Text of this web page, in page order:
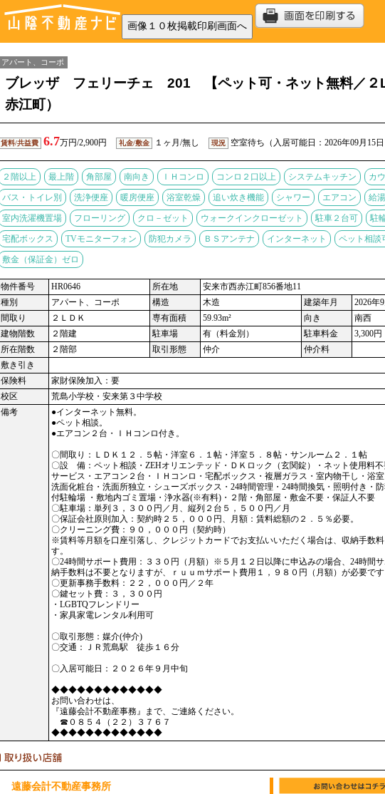
アパート、コーポ
ブレッザ フェリーチェ 201 【ペット可・ネット無料／２
赤江町）
賃料/共益費 6.7万円/2,900円 礼金/敷金 １ヶ月/無し 現況 空室待ち（入居可能日：2026年09月15
２階以上 最上階 角部屋 南向き ＩＨコンロ コンロ２口以上 システムキッチン カ
バス・トイレ別 洗浄便座 暖房便座 浴室乾燥 追い炊き機能 シャワー エアコン 給湯
室内洗濯機置場 フローリング クロ－ゼット ウォークインクローゼット 駐車２台可 駐
宅配ボックス TVモニターフォン 防犯カメラ ＢＳアンテナ インターネット ペット相談
敷金（保証金）ゼロ
物件番号 HR0646 所在地
安来市西赤江町856番地11
種別
アパート、コーポ 構造 木造 建築年月
2026年
間取り
２ＬＤＫ 専有面積 59.93m² 向き
南西
建物階数
２階建 駐車場 有（料金別） 駐車料金
3,300円
所在階数
２階部 取引形態 仲介
仲介料
敷き引き
保険料
家財保険加入：要
校区
荒島小学校・安来第３中学校
備考
●インターネット無料。
●ペット相談。
●エアコン２台・ＩＨコンロ付き。
〇間取り：ＬＤＫ１２．５帖・洋室６．１帖・洋室５．８帖・サンルーム２．１帖
〇設 備：ペット相談・ZEHオリエンテッド・ＤＫロック（玄関錠）・ネット使用料
サービス・エアコン２台・ＩＨコンロ・宅配ボックス・複層ガラス・室内物干し・浴
洗面化粧台・洗面所独立・シューズボックス・24時間管理・24時間換気・照明付き・
付駐輪場 ・敷地内ゴミ置場・浄水器(※有料)・２階・角部屋・敷金不要・保証人不要
〇駐車場：単列３，３００円／月、縦列２台５，５００円／月
〇保証会社原則加入：契約時２５，０００円、月額：賃料総額の２．５％必要。
〇クリーニング費：９０，０００円（契約時）
※賃料等月額を口座引落し、クレジットカードでお支払いいただく場合は、収納手数
す。
〇24時間サポート費用：３３０円（月額）※５月１２日以降に申込みの場合、24時間
納手数料は不要となりますが、ｒｕｕｍサポート費用１，９８０円（月額）が必要で
〇更新事務手数料：２２，０００円／２年
〇鍵セット費：３，３００円
・LGBTQフレンドリー
・家具家電レンタル利用可
〇取引形態：媒介(仲介)
〇交通：ＪＲ荒島駅 徒歩１６分
〇入居可能日：２０２６年９月中旬
◆◆◆◆◆◆◆◆◆◆◆◆◆
お問い合わせは、
『遠藤会計不動産事務』まで、ご連絡ください。
☎０８５４（２２）３７６７
◆◆◆◆◆◆◆◆◆◆◆◆◆
遠藤会計不動産事務所